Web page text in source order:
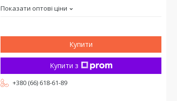
Показати оптові ціни
Купити
Купити з
+380 (66) 618-61-89